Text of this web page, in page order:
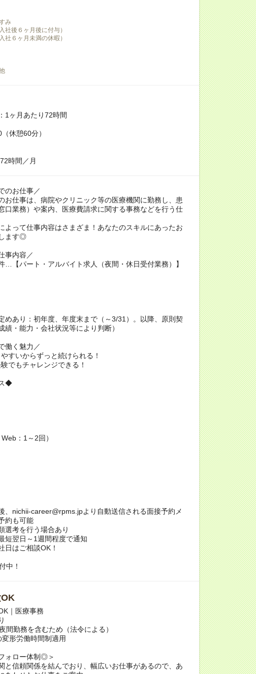
み
社後６ヶ月後に付与）
社６ヶ月未満の休暇）
1ヶ月あたり72時間
休憩60分）
時間／月
のお仕事／
お仕事は、病院やクリニック等の医療機関に勤務し、患
口業務）や案内、医療費請求に関する事務などを行う仕
よって仕事内容はさまざま！あなたのスキルにあったお
ます◎
事内容／
…【パート・アルバイト求人（夜間・休日受付業務）】
めあり：初年度、年度末まで（～3/31）。以降、原則契
績・能力・会社状況等により判断）
働く魅力／
すいからずっと続けられる！
でもチャレンジできる！
◆
：1～2回）
、nichii-career@rpms.jpより自動送信される面接予約メ
約も可能
選考を行う場合あり
短翌日～1週間程度で通知
日はご相談OK！
中！
｜医療事務
間勤務を含むため（法令による）
形労働時間制適用
ォロー体制◎＞
と信頼関係を結んでおり、幅広いお仕事があるので、あ